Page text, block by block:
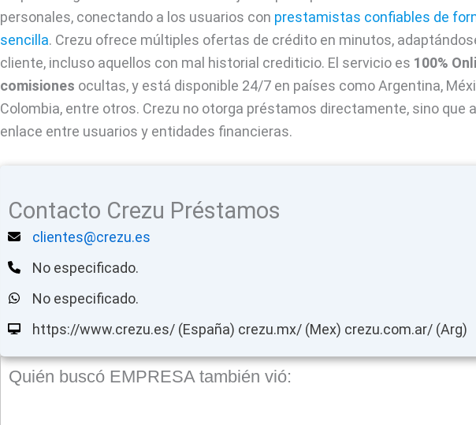
personales, conectando a los usuarios con prestamistas confiables de
sencilla. Crezu ofrece múltiples ofertas de crédito en minutos,
cliente, incluso aquellos con mal historial crediticio. El servicio es 100%
comisiones ocultas, y está disponible 24/7 en países como Argentina,
Colombia, entre otros. Crezu no otorga préstamos directamente, sino que
enlace entre usuarios y entidades financieras.
Contacto Crezu Préstamos
clientes@crezu.es
No especificado.
No especificado.
https://www.crezu.es/ (España) crezu.mx/ (Mex) crezu.com.ar/ (Arg)
Quién buscó EMPRESA también vió: